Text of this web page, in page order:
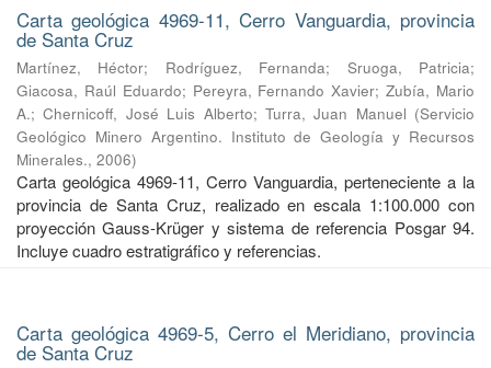
Carta geológica 4969-11, Cerro Vanguardia, provincia
de Santa Cruz
Martínez, Héctor; Rodríguez, Fernanda; Sruoga, Patricia;
Giacosa, Raúl Eduardo; Pereyra, Fernando Xavier;Zubía, Mario
A.;Chernicoff, José Luis Alberto; Turra, Juan Manuel (Servicio
Geológico Minero Argentino. Instituto de Geología y Recursos
Minerales., 2006)
Carta geológica 4969-11, Cerro Vanguardia, perteneciente a la
provincia de Santa Cruz, realizado en escala 1:100.000 con
proyección Gauss-Krüger y sistema de referencia Posgar 94.
Incluye cuadro estratigráfico y referencias.
Carta geológica 4969-5, Cerro el Meridiano, provincia
de Santa Cruz